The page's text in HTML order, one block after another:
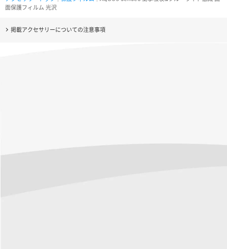
面保護フィルム 光沢
掲載アクセサリーについての注意事項